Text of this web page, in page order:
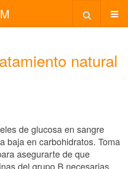
natural
de glucosa en sangre
baja en carbohidratos. Toma
asegurarte de que
del grupo B necesarias.